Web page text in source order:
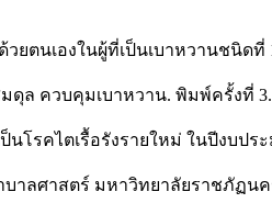
นเองในผู้ที่เป็นเบาหวานชนิดที่
ล ควบคุมเบาหวาน. พิมพ์ครั้งที่
โรคไตเรื้อรังรายใหม่ ในปีงบป
าลศาสตร์ มหาวิทยาลัยราชภัฏน